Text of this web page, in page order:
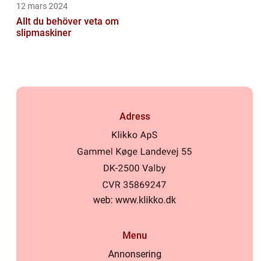
12 mars 2024
Allt du behöver veta om
slipmaskiner
Adress
web: www.klikko.dk
Menu
Annonsering